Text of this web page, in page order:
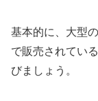
基本的に、大型
で販売されてい
びましょう。